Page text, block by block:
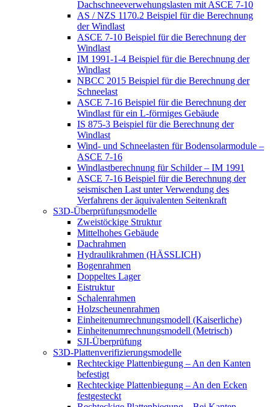
Dachschneeverwehungslasten mit ASCE 7-10
AS / NZS 1170.2 Beispiel für die Berechnung
der Windlast
ASCE 7-10 Beispiel für die Berechnung der
Windlast
IM 1991-1-4 Beispiel für die Berechnung der
Windlast
NBCC 2015 Beispiel für die Berechnung der
Schneelast
ASCE 7-16 Beispiel für die Berechnung der
Windlast für ein L-förmiges Gebäude
IS 875-3 Beispiel für die Berechnung der
Windlast
Wind- und Schneelasten für Bodensolarmodule –
ASCE 7-16
Windlastberechnung für Schilder – IM 1991
ASCE 7-16 Beispiel für die Berechnung der
seismischen Last unter Verwendung des
Verfahrens der äquivalenten Seitenkraft
S3D-Überprüfungsmodelle
Zweistöckige Struktur
Mittelhohes Gebäude
Dachrahmen
Hydraulikrahmen (HÄSSLICH)
Bogenrahmen
Doppeltes Lager
Eistruktur
Schalenrahmen
Holzscheunenrahmen
Einheitenumrechnungsmodell (Kaiserliche)
Einheitenumrechnungsmodell (Metrisch)
SJI-Überprüfung
S3D-Plattenverifizierungsmodelle
Rechteckige Plattenbiegung – An den Kanten
befestigt
Rechteckige Plattenbiegung – An den Ecken
festgesteckt